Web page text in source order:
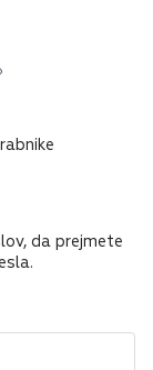
da prejmete